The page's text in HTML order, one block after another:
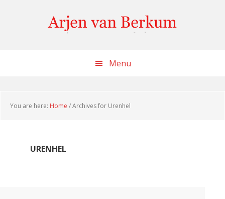
Menu
You are here: Home /Archives for Urenhel
URENHEL